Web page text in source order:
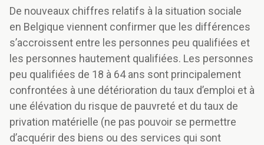
De nouveaux chiffres relatifs à la situation sociale
en Belgique viennent confirmer que les différences
s’accroissent entre les personnes peu qualifiées et
les personnes hautement qualifiées. Les personnes
peu qualifiées de 18 à 64 ans sont principalement
confrontées à une détérioration du taux d’emploi et à
une élévation du risque de pauvreté et du taux de
privation matérielle (ne pas pouvoir se permettre
d’acquérir des biens ou des services qui sont